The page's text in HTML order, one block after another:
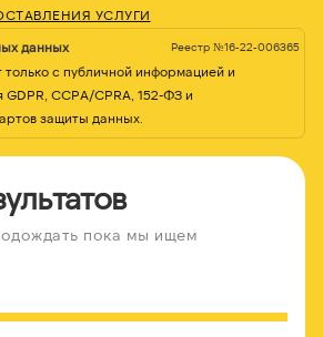
УСЛУГИ
данных Реестр №16-22-006365
с публичной информацией и
CCPA/CPRA, 152-ФЗ и
защиты данных.
пока мы ищем